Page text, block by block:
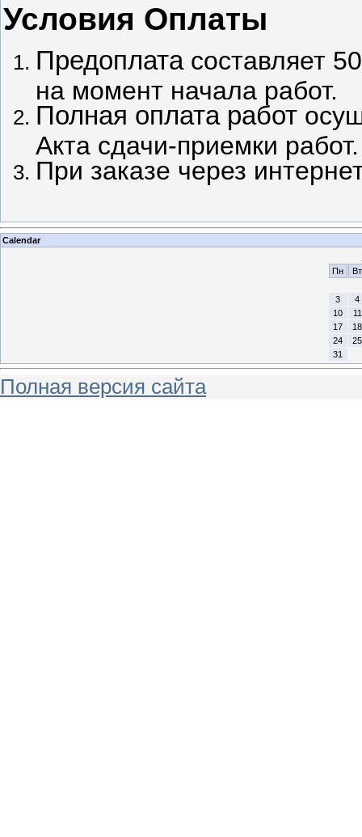
Условия Оплаты
Предоплатасоставляет
на момент начала работ.
Полная оплата работ
Акта сдачи-приемки работ.
При заказе через
Calendar
Пн
Вт
3
4
10
11
17
18
24
25
31
Полная версия сайта